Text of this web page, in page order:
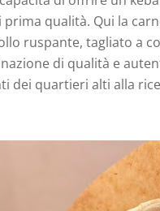
qualità. Qui la
ruspante, tagliato a
di qualità e
dei quartieri alti alla